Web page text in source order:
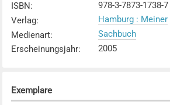
ISBN:
978-3-7873-1738-7
Verlag:
Hamburg : Meiner
Medienart:
Sachbuch
Erscheinungsjahr: 2005
Exemplare